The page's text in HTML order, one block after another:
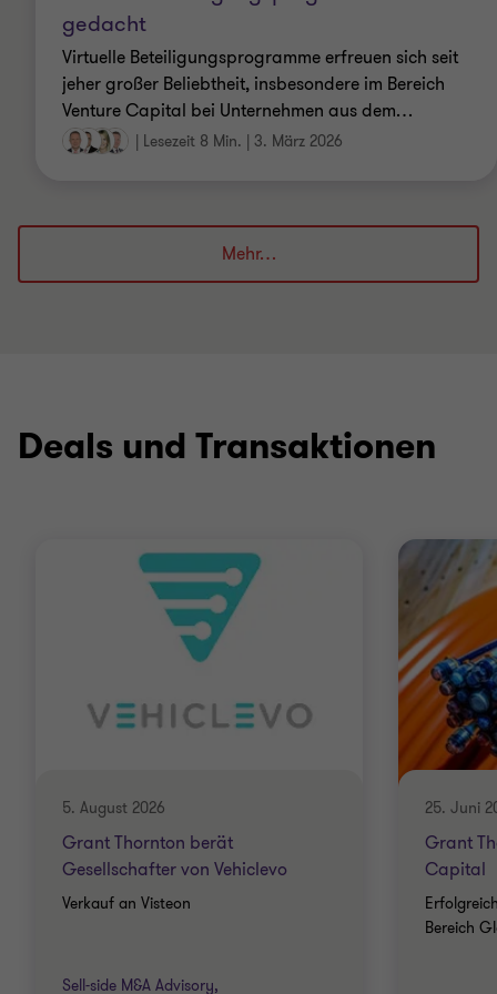
gedacht
Virtuelle Beteiligungsprogramme erfreuen sich seit
jeher großer Beliebtheit, insbesondere im Bereich
Venture Capital bei Unternehmen aus dem…
| Lesezeit 8 Min. | 3. März 2026
Mehr…
Deals und Transaktionen
5. August 2026
Grant Thornton berät
Gesellschafter von Vehiclevo
Verkauf an Visteon
Sell-side M&A Advisory,
25. Juni
Grant
Capital
Bereich